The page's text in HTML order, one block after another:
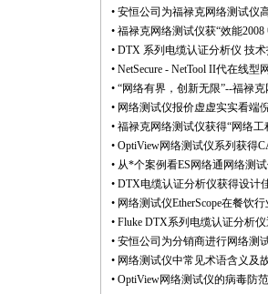
• 安恒公司为福禄克网络测试仪
• 福禄克网络测试仪获“效能2008
• DTX 系列电缆认证分析仪 技
• NetSecure - NetTool II代在线
• “网络有界，创新无限”--福禄
• 网络测试仪报价虚虚实实看端
• 福禄克网络测试仪获得“网络工
• OptiView网络测试仪系列获得
• 从*个案例看ES网络通网络测
• DTX电缆认证分析仪获得设计
• 网络测试仪EtherScope在餐饮
• Fluke DTX系列电缆认证分析
• 安恒公司为分销商进行网络测
• 网络测试仪中常见术语含义及
• OptiView网络测试仪的病毒防范